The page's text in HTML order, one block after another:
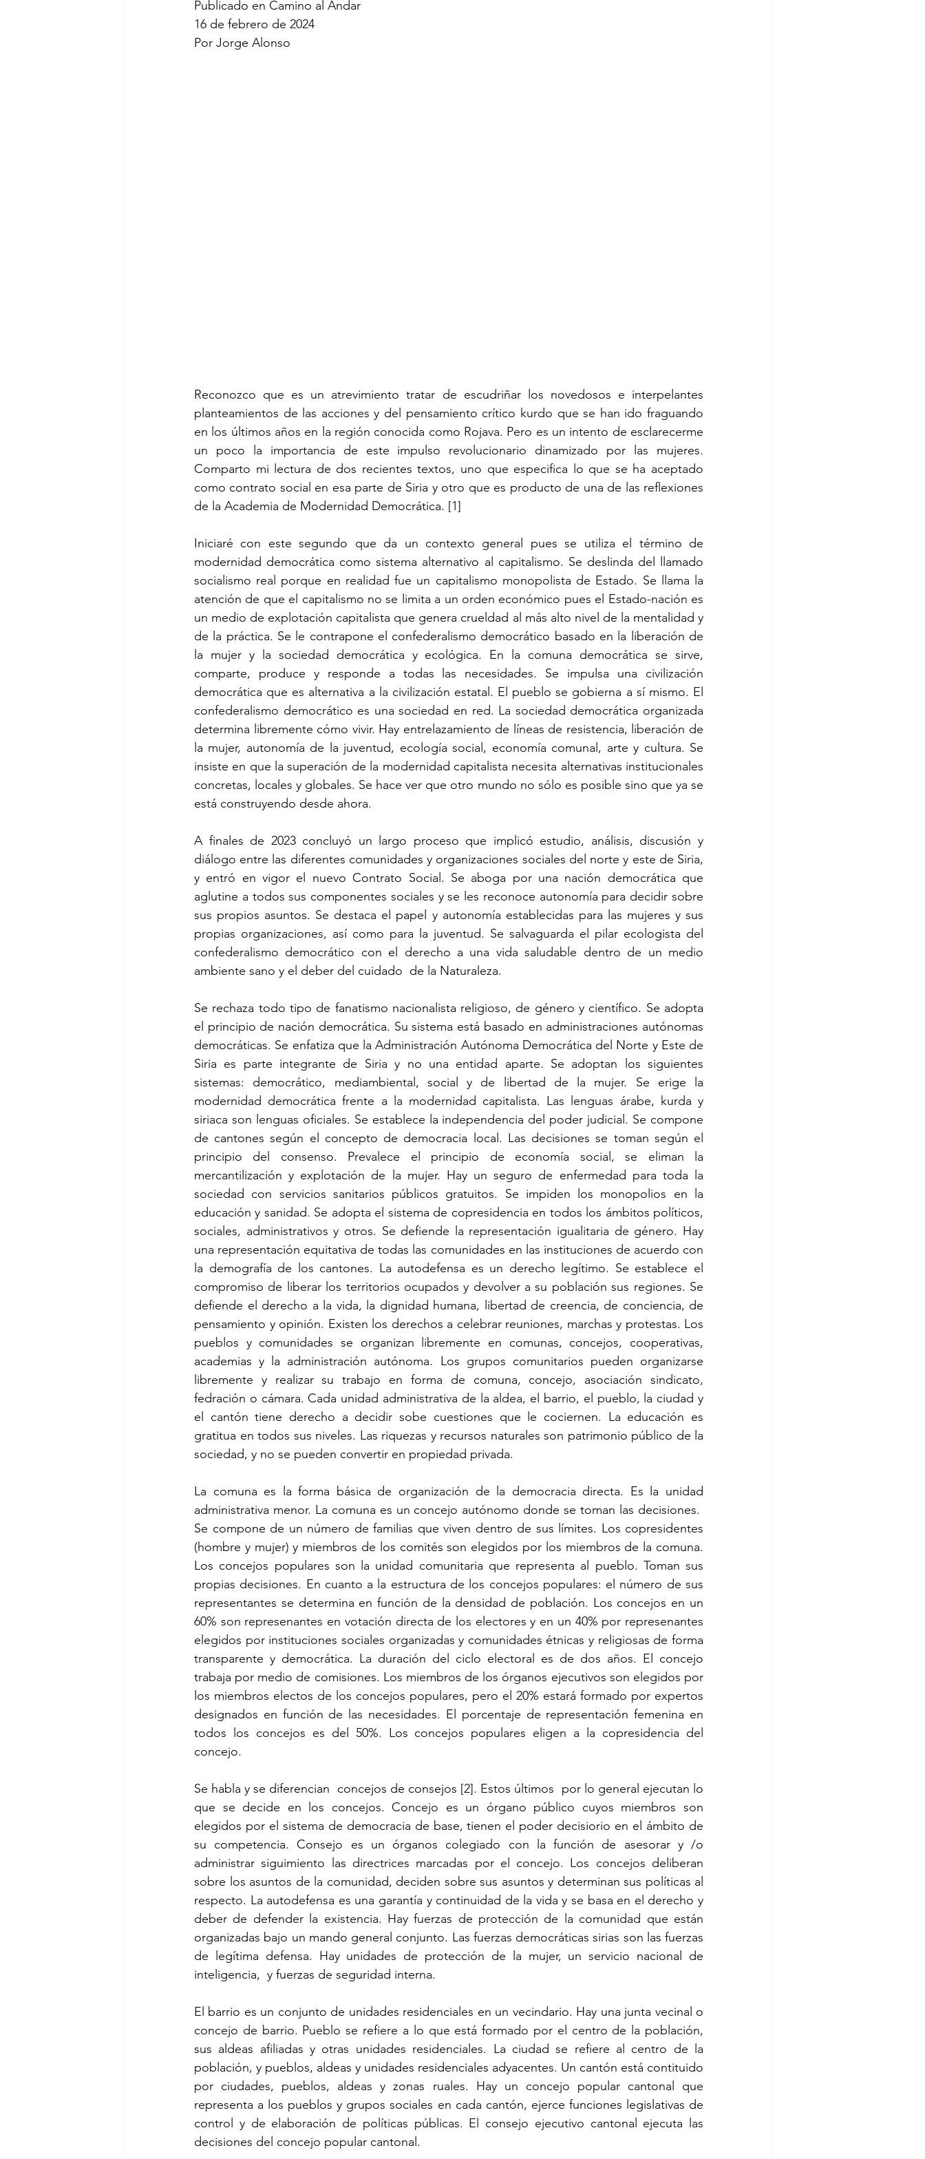
Publicado en Camino al Andar
16 de febrero de 2024
Por Jorge Alonso
Reconozco que es un atrevimiento tratar de escudriñar los novedosos e interpelantes
planteamientos de las acciones y del pensamiento crítico kurdo que se han ido fraguando
en los últimos años en la región conocida como Rojava. Pero es un intento de esclarecerme
un poco la importancia de este impulso revolucionario dinamizado por las mujeres.
Comparto mi lectura de dos recientes textos, uno que especifica lo que se ha aceptado
como contrato social en esa parte de Siria y otro que es producto de una de las reflexiones
de la Academia de Modernidad Democrática. [1]
Iniciaré con este segundo que da un contexto general pues se utiliza el término de
modernidad democrática como sistema alternativo al capitalismo. Se deslinda del llamado
socialismo real porque en realidad fue un capitalismo monopolista de Estado. Se llama la
atención de que el capitalismo no se limita a un orden económico pues el Estado-nación es
un medio de explotación capitalista que genera crueldad al más alto nivel de la mentalidad y
de la práctica. Se le contrapone el confederalismo democrático basado en la liberación de
la mujer y la sociedad democrática y ecológica. En la comuna democrática se sirve,
comparte, produce y responde a todas las necesidades. Se impulsa una civilización
democrática que es alternativa a la civilización estatal. El pueblo se gobierna a sí mismo. El
confederalismo democrático es una sociedad en red. La sociedad democrática organizada
determina libremente cómo vivir. Hay entrelazamiento de líneas de resistencia, liberación de
la mujer, autonomía de la juventud, ecología social, economía comunal, arte y cultura. Se
insiste en que la superación de la modernidad capitalista necesita alternativas institucionales
concretas, locales y globales. Se hace ver que otro mundo no sólo es posible sino que ya se
está construyendo desde ahora.
A finales de 2023 concluyó un largo proceso que implicó estudio, análisis, discusión y
diálogo entre las diferentes comunidades y organizaciones sociales del norte y este de Siria,
y entró en vigor el nuevo Contrato Social. Se aboga por una nación democrática que
aglutine a todos sus componentes sociales y se les reconoce autonomía para decidir sobre
sus propios asuntos. Se destaca el papel y autonomía establecidas para las mujeres y sus
propias organizaciones, así como para la juventud. Se salvaguarda el pilar ecologista del
confederalismo democrático con el derecho a una vida saludable dentro de un medio
ambiente sano y el deber del cuidado  de la Naturaleza.
Se rechaza todo tipo de fanatismo nacionalista religioso, de género y científico. Se adopta
el principio de nación democrática. Su sistema está basado en administraciones autónomas
democráticas. Se enfatiza que la Administración Autónoma Democrática del Norte y Este de
Siria es parte integrante de Siria y no una entidad aparte. Se adoptan los siguientes
sistemas: democrático, mediambiental, social y de libertad de la mujer. Se erige la
modernidad democrática frente a la modernidad capitalista. Las lenguas árabe, kurda y
siriaca son lenguas oficiales. Se establece la independencia del poder judicial. Se compone
de cantones según el concepto de democracia local. Las decisiones se toman según el
principio del consenso. Prevalece el principio de economía social, se eliman la
mercantilización y explotación de la mujer. Hay un seguro de enfermedad para toda la
sociedad con servicios sanitarios públicos gratuitos. Se impiden los monopolios en la
educación y sanidad. Se adopta el sistema de copresidencia en todos los ámbitos políticos,
sociales, administrativos y otros. Se defiende la representación igualitaria de género. Hay
una representación equitativa de todas las comunidades en las instituciones de acuerdo con
la demografía de los cantones. La autodefensa es un derecho legítimo. Se establece el
compromiso de liberar los territorios ocupados y devolver a su población sus regiones. Se
defiende el derecho a la vida, la dignidad humana, libertad de creencia, de conciencia, de
pensamiento y opinión. Existen los derechos a celebrar reuniones, marchas y protestas. Los
pueblos y comunidades se organizan libremente en comunas, concejos, cooperativas,
academias y la administración autónoma. Los grupos comunitarios pueden organizarse
libremente y realizar su trabajo en forma de comuna, concejo, asociación sindicato,
fedración o cámara. Cada unidad administrativa de la aldea, el barrio, el pueblo, la ciudad y
el cantón tiene derecho a decidir sobe cuestiones que le cociernen. La educación es
gratitua en todos sus niveles. Las riquezas y recursos naturales son patrimonio público de la
sociedad, y no se pueden convertir en propiedad privada.
La comuna es la forma básica de organización de la democracia directa. Es la unidad
administrativa menor. La comuna es un concejo autónomo donde se toman las decisiones.
Se compone de un número de familias que viven dentro de sus límites. Los copresidentes
(hombre y mujer) y miembros de los comités son elegidos por los miembros de la comuna.
Los concejos populares son la unidad comunitaria que representa al pueblo. Toman sus
propias decisiones. En cuanto a la estructura de los concejos populares: el número de sus
representantes se determina en función de la densidad de población. Los concejos en un
60% son represenantes en votación directa de los electores y en un 40% por represenantes
elegidos por instituciones sociales organizadas y comunidades étnicas y religiosas de forma
transparente y democrática. La duración del ciclo electoral es de dos años. El concejo
trabaja por medio de comisiones. Los miembros de los órganos ejecutivos son elegidos por
los miembros electos de los concejos populares, pero el 20% estará formado por expertos
designados en función de las necesidades. El porcentaje de representación femenina en
todos los concejos es del 50%. Los concejos populares eligen a la copresidencia del
concejo.
Se habla y se diferencian concejos de consejos [2]. Estos últimos  por lo general ejecutan lo
que se decide en los concejos. Concejo es un órgano público cuyos miembros son
elegidos por el sistema de democracia de base, tienen el poder decisiorio en el ámbito de
su competencia. Consejo es un órganos colegiado con la función de asesorar y /o
administrar siguimiento las directrices marcadas por el concejo. Los concejos deliberan
sobre los asuntos de la comunidad, deciden sobre sus asuntos y determinan sus políticas al
respecto. La autodefensa es una garantía y continuidad de la vida y se basa en el derecho y
deber de defender la existencia. Hay fuerzas de protección de la comunidad que están
organizadas bajo un mando general conjunto. Las fuerzas democráticas sirias son las fuerzas
de legítima defensa. Hay unidades de protección de la mujer, un servicio nacional de
inteligencia,  y fuerzas de seguridad interna.
El barrio es un conjunto de unidades residenciales en un vecindario. Hay una junta vecinal o
concejo de barrio. Pueblo se refiere a lo que está formado por el centro de la población,
sus aldeas afiliadas y otras unidades residenciales. La ciudad se refiere al centro de la
población, y pueblos, aldeas y unidades residenciales adyacentes. Un cantón está contituido
por ciudades, pueblos, aldeas y zonas ruales. Hay un concejo popular cantonal que
representa a los pueblos y grupos sociales en cada cantón, ejerce funciones legislativas de
control y de elaboración de políticas públicas. El consejo ejecutivo cantonal ejecuta las
decisiones del concejo popular cantonal.